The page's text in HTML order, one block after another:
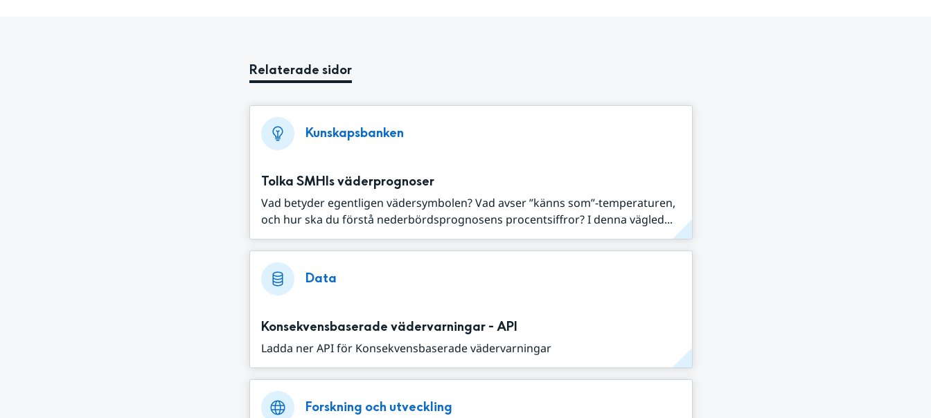
Relaterade sidor
Kunskapsbanken
Tolka SMHIs väderprognoser
Vad betyder egentligen vädersymbolen? Vad avser ”känns som”-temperaturen,
och hur ska du förstå nederbördsprognosens procentsiffror? I denna vägled...
Data
Konsekvensbaserade vädervarningar - API
Ladda ner API för Konsekvensbaserade vädervarningar
Forskning och utveckling